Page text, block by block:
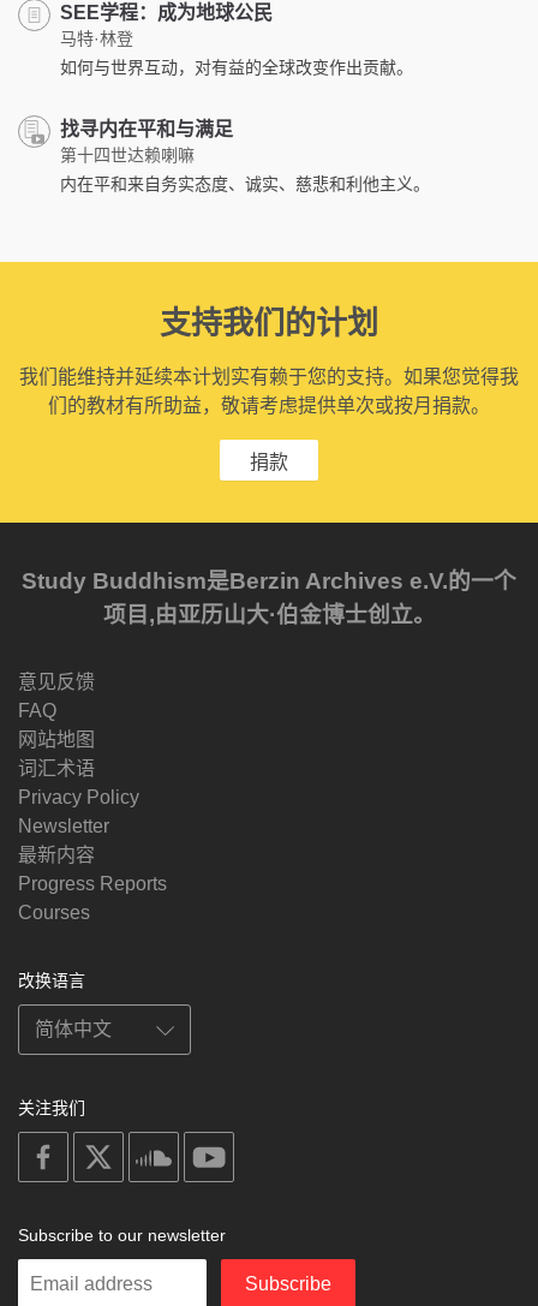
SEE学程：成为地球公民
马特·林登
如何与世界互动，对有益的全球改变作出贡献。
找寻内在平和与满足
第十四世达赖喇嘛
内在平和来自务实态度、诚实、慈悲和利他主义。
支持我们的计划
我们能维持并延续本计划实有赖于您的支持。如果您觉得我
们的教材有所助益，敬请考虑提供单次或按月捐款。
捐款
Study Buddhism是Berzin Archives e.V.的一个
项目,由亚历山大·伯金博士创立。
意见反馈
FAQ
网站地图
词汇术语
Privacy Policy
Newsletter
最新内容
Progress Reports
Courses
改换语言
关注我们
on
facebook
soundcloud
Subscribe to our newsletter
Enter
Subscribe